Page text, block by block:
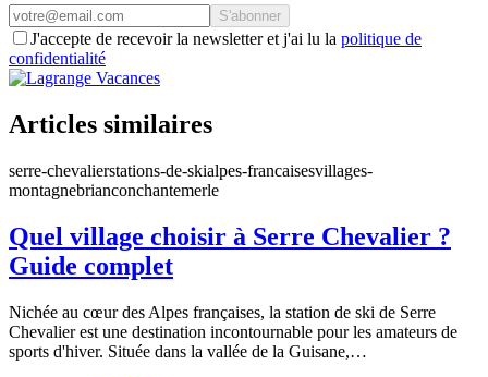
S'abonner
J'accepte de recevoir la newsletter et j'ai lu la politique de
confidentialité
Articles similaires
serre-chevalierstations-de-skialpes-francaisesvillages-
montagnebrianconchantemerle
Quel village choisir à Serre Chevalier ?
Guide complet
Nichée au cœur des Alpes françaises, la station de ski de Serre
Chevalier est une destination incontournable pour les amateurs de
sports d'hiver. Située dans la vallée de la Guisane,…